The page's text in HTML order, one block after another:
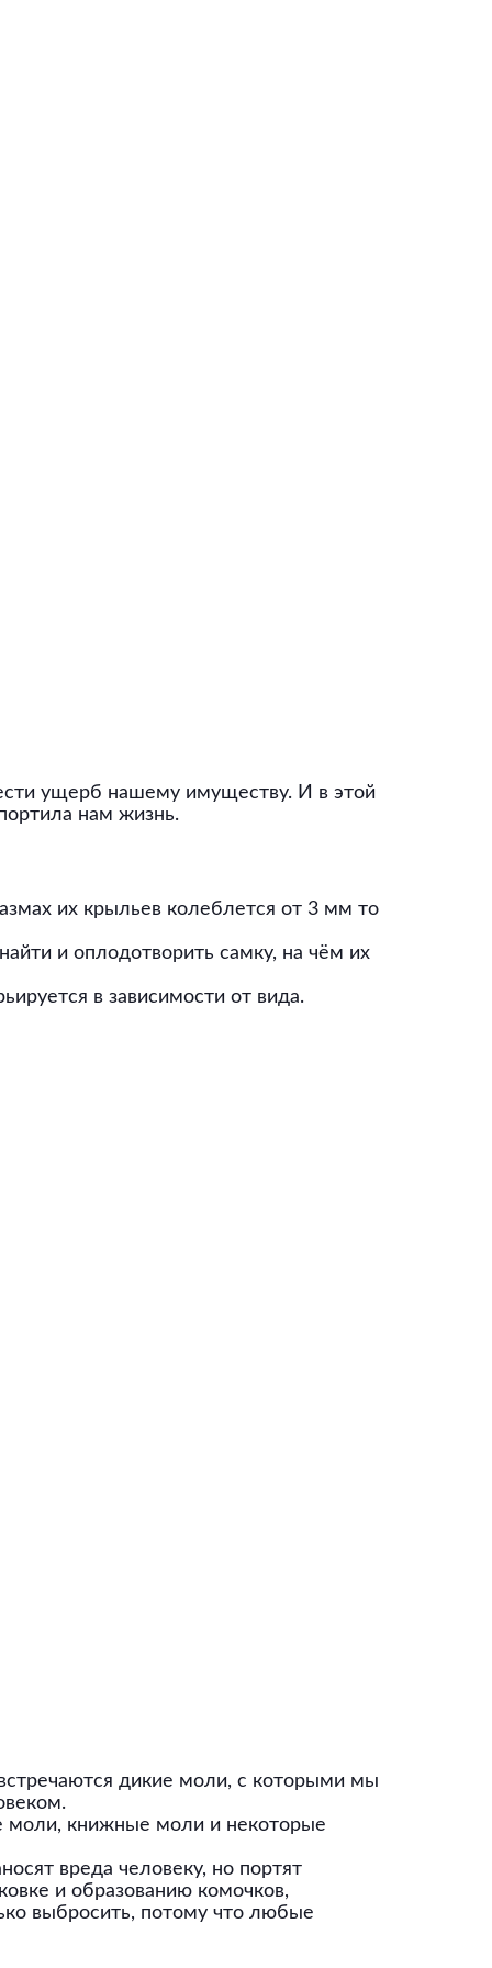
ущерб нашему имуществу. И в этой
нам жизнь.
их крыльев колеблется от 3 мм то
и оплодотворить самку, на чём их
в зависимости от вида.
дикие моли, с которыми мы
моли, книжные моли и некоторые
вреда человеку, но портят
и образованию комочков,
выбросить, потому что любые